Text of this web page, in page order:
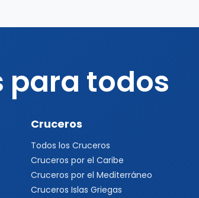
para todos
Cruceros
Todos los Cruceros
Cruceros por el Caribe
Cruceros por el Mediterráneo
Cruceros Islas Griegas